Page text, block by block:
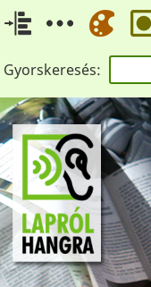
Gyorskeresés: